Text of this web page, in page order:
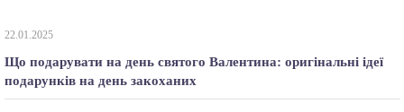
22.01.2025
Що подарувати на день святого Валентина: оригінальні ідеї
подарунків на день закоханих